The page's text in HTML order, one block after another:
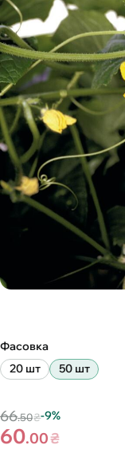
Фасовка
20 шт
50 шт
66.50₴-9%
60.00₴